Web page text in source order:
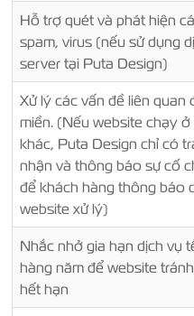
Hỗ trợ quét và phát hiện
spam, virus (nếu sử dụng
server tại Puta Design)
Xử lý các vấn đề liên quan
miền. (Nếu website chạy
khác, Puta Design chỉ có
nhận và thông báo sự cố
để khách hàng thông báo
website xử lý)
Nhắc nhở gia hạn dịch vụ
hàng năm để website
hết hạn